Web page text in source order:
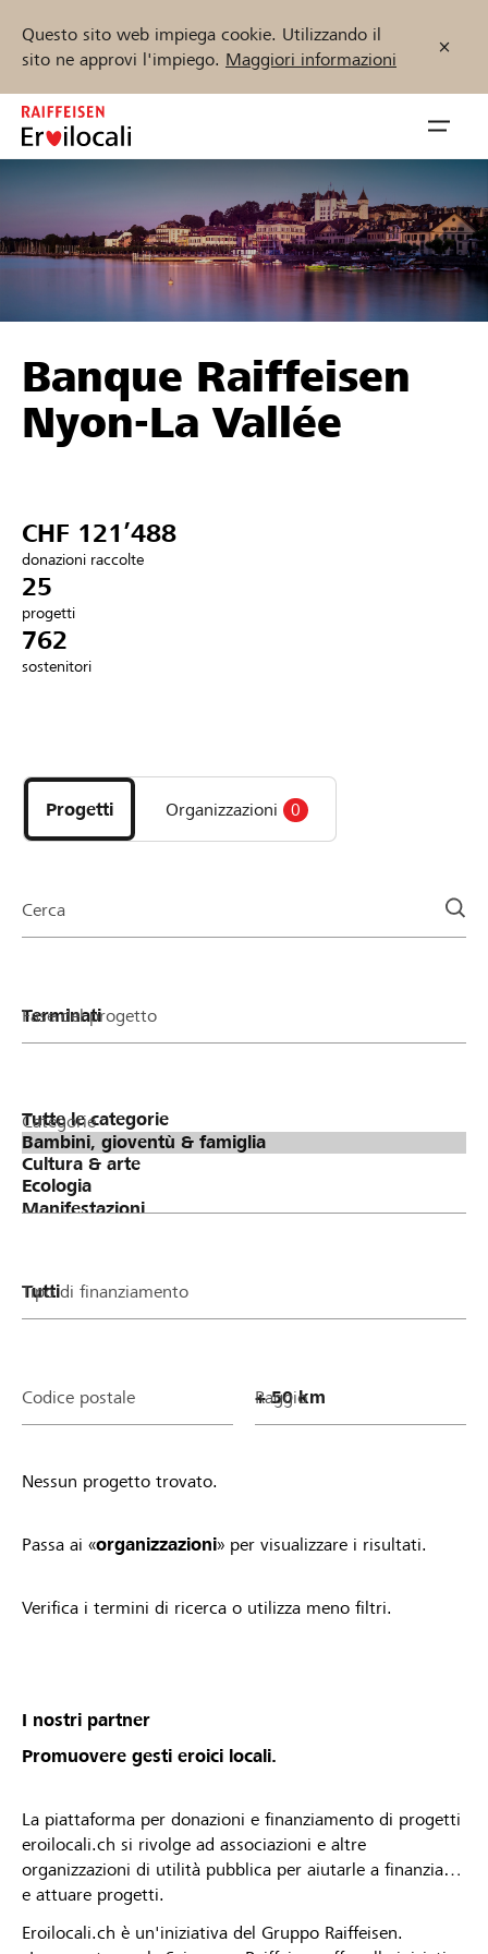
Questo sito web impiega cookie. Utilizzando il
sito ne approvi l'impiego. Maggiori informazioni
Zum
Inhalt
springen
öffnen
Sostenere
Aiuto & supporto
Collegarsi
Trova progetti e organizzazioni
Inizia ora
DE FR IT
Banque Raiffeisen
Nyon-La Vallée
CHF 121’488
donazioni raccolte
25
progetti
762
sostenitori
i
progetti
e
della
Progetti Organizzazioni 0
Cerca
Fase del progetto
Categorie
Tipo di finanziamento
Codice postale Raggio
Nessun progetto trovato.
Passa ai «organizzazioni» per visualizzare i risultati.
Verifica i termini di ricerca o utilizza meno filtri.
I nostri partner
Promuovere gesti eroici locali.
La piattaforma per donazioni e finanziamento di progetti
eroilocali.ch si rivolge ad associazioni e altre
organizzazioni di utilità pubblica per aiutarle a finanziare
e attuare progetti.
Eroilocali.ch è un'iniziativa del Gruppo Raiffeisen.